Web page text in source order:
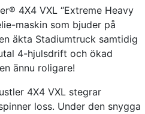
4X4 VXL “Extreme Heavy
maskin som bjuder på
äkta Stadiumtruck samtidig
4-hjulsdrift och ökad
ännu roligare!
4X4 VXL stegrar
loss. Under den snygga